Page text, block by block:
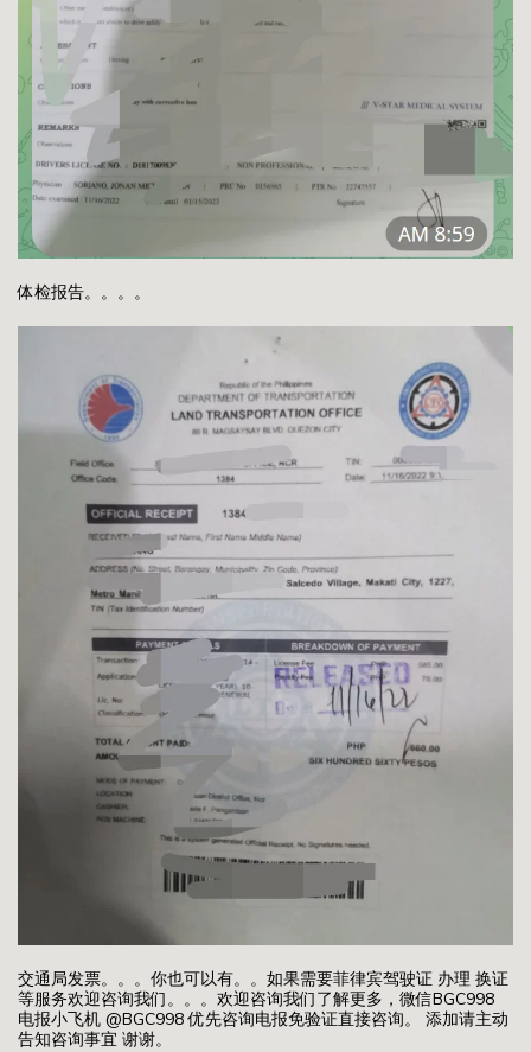
体检报告。。。。
交通局发票。。。你也可以有。。如果需要菲律宾驾驶证 办理 换证
等服务欢迎咨询我们。。。欢迎咨询我们了解更多，微信BGC998
电报小飞机 @BGC998 优先咨询电报免验证直接咨询。 添加请主动
告知咨询事宜 谢谢。